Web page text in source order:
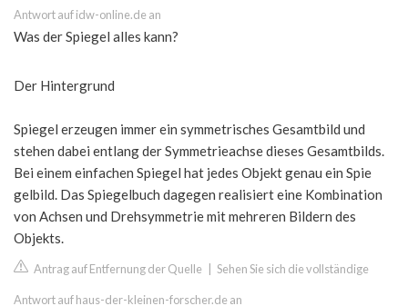
Antwort auf idw-online.de an
Was der Spiegel alles kann?
Der Hintergrund
Spiegel erzeugen immer ein symmetrisches Gesamtbild und
stehen dabei entlang der Symmetrieachse dieses Gesamtbilds.
Bei einem einfachen Spiegel hat jedes Objekt genau ein Spie
gelbild. Das Spiegelbuch dagegen realisiert eine Kombination
von Achsen und Drehsymmetrie mit mehreren Bildern des
Objekts.
Antrag auf Entfernung der Quelle Sehen Sie sich die vollständige
Antwort auf haus-der-kleinen-forscher.de an